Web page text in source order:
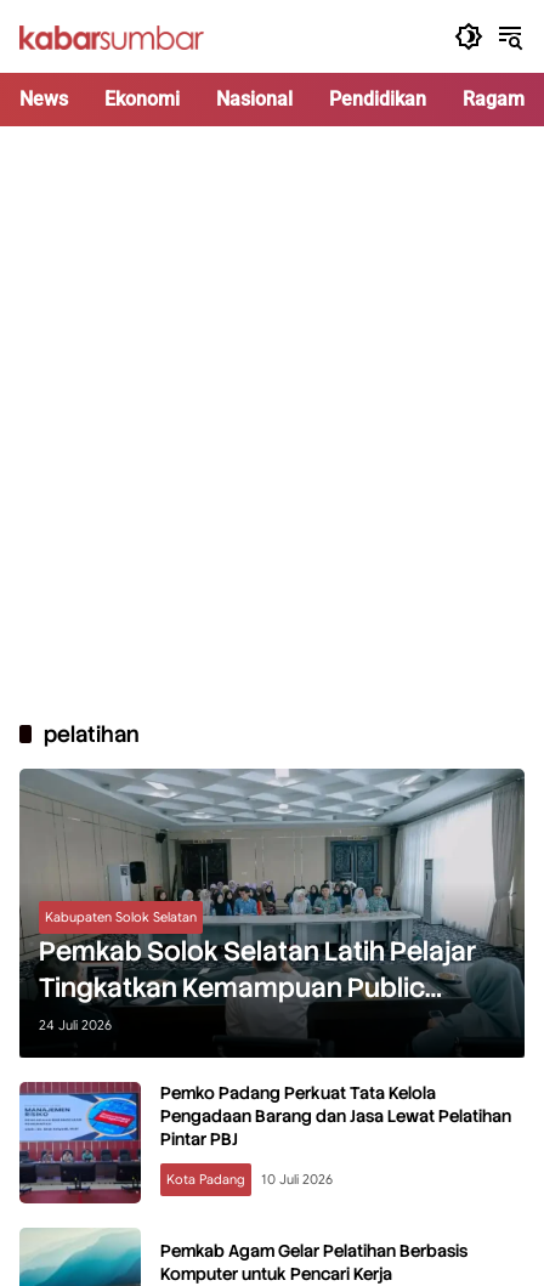
News Ekonomi Nasional Pendidikan Ragam
pelatihan
Kabupaten Solok Selatan
Pemkab Solok Selatan Latih Pelajar
Tingkatkan Kemampuan Public
Speaking Profesional
24 Juli 2026
Pemko Padang Perkuat Tata Kelola
Pengadaan Barang dan Jasa Lewat Pelatihan
Pintar PBJ
Kota Padang 10 Juli 2026
Pemkab Agam Gelar Pelatihan Berbasis
Komputer untuk Pencari Kerja